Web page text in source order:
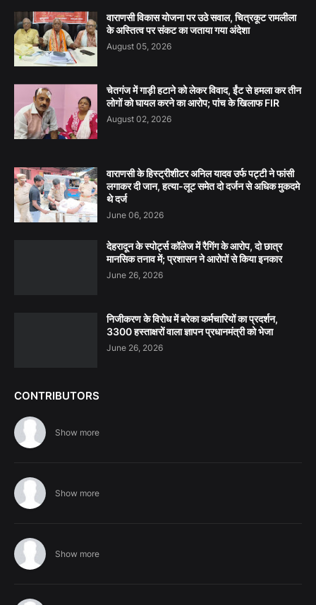
वाराणसी विकास योजना पर उठे सवाल, चित्रकूट रामलीला
के अस्तित्व पर संकट का जताया गया अंदेशा
August 05, 2026
चेतगंज में गाड़ी हटाने को लेकर विवाद, ईंट से हमला कर तीन
लोगों को घायल करने का आरोप; पांच के खिलाफ FIR
August 02, 2026
वाराणसी के हिस्ट्रीशीटर अनिल यादव उर्फ पट्टी ने फांसी
लगाकर दी जान, हत्या-लूट समेत दो दर्जन से अधिक मुकदमे
थे दर्ज
June 06, 2026
देहरादून के स्पोर्ट्स कॉलेज में रैगिंग के आरोप, दो छात्र
मानसिक तनाव में; प्रशासन ने आरोपों से किया इनकार
June 26, 2026
निजीकरण के विरोध में बरेका कर्मचारियों का प्रदर्शन,
3300 हस्ताक्षरों वाला ज्ञापन प्रधानमंत्री को भेजा
June 26, 2026
CONTRIBUTORS
Show more
Show more
Show more